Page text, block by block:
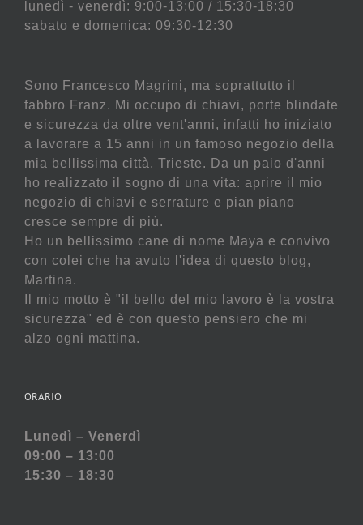
lunedì - venerdì: 9:00-13:00 / 15:30-18:30
sabato e domenica: 09:30-12:30
Sono Francesco Magrini, ma soprattutto il
fabbro Franz. Mi occupo di chiavi, porte blindate
e sicurezza da oltre vent'anni, infatti ho iniziato
a lavorare a 15 anni in un famoso negozio della
mia bellissima città, Trieste. Da un paio d'anni
ho realizzato il sogno di una vita: aprire il mio
negozio di chiavi e serrature e pian piano
cresce sempre di più.
Ho un bellissimo cane di nome Maya e convivo
con colei che ha avuto l'idea di questo blog,
Martina.
Il mio motto è "il bello del mio lavoro è la vostra
sicurezza" ed è con questo pensiero che mi
alzo ogni mattina.
ORARIO
Lunedì – Venerdì
09:00 – 13:00
15:30 – 18:30